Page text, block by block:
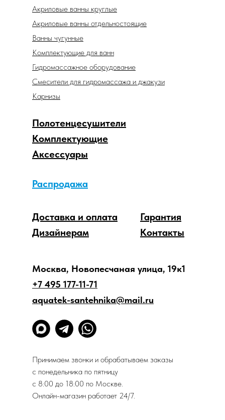
Аксессуары
Распродажа
Комплектующие
Дизайнерам
Доставка и оплата
Гарантия
Контакты
Акриловые ванны отдельностоящие
Акриловые ванны круглые
Ванны чугунные
Комплектующие для ванн
Гидромассажное оборудование
Смесители для гидромассажа и джакузи
Карнизы
Полотенцесушители
Москва, Новопесчаная улица, 19к1
+7 495 177-11-71
aquatek-santehnika@mail.ru
Принимаем звонки и обрабатываем заказы
с понедельника по пятницу
с 8:00 до 18:00 по Москве.
Онлайн-магазин работает 24/7.